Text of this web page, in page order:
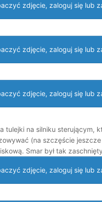
zdjęcie, zaloguj się lub
zdjęcie, zaloguj się lub
zdjęcie, zaloguj się lub
tulejki na silniku sterującym,
(na szczęście
Smar był tak
zdjęcie, zaloguj się lub